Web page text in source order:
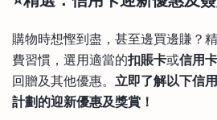
購物時想慳到盡，甚至邊買邊賺？
費習慣，選用適當的扣賬卡或信用卡
回贈及其他優惠。 立即了解以下信
計劃的迎新優惠及獎賞！